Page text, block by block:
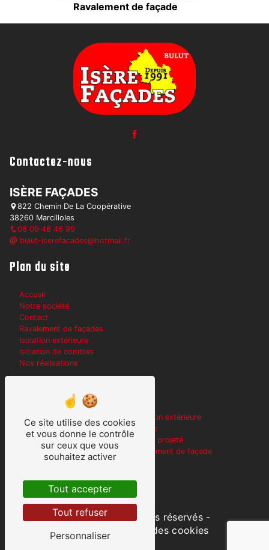
Ravalement de façade
Contactez-nous
ISÈRE FAÇADES
822 Chemin De La Coopérative
38260 Marcilloles
06 09 46 46 99
bulut-iserefacades@hotmail.fr
Plan du site
Accueil
Notre société
Contact
Ravalement de façades
Isolation extérieure
Isolation de combles
Nos réalisations
Nos prestations
Traitement des joints
Rejointement des façades
Façade à la chaux
Peinture
Enduits de rebouchage
Isolation extérieure
Peintre
Enduit projeté
Ravalement de façade
Vistalid- 2026 - Tous droits réservés -
Mentions légales - Gestion des cookies
Ce site utilise des cookies
et vous donne le contrôle
sur ceux que vous
souhaitez activer
Tout accepter
Tout refuser
Personnaliser